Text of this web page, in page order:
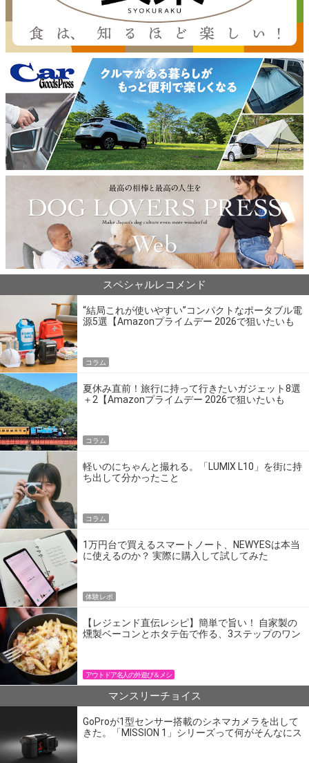
スペシャルレコメンド
“結局これが使いやすい”コンパクトなポータブル電
源5選【Amazonプライムデー 2026で狙いたいも
コラム
夏休み直前！旅行に持って行きたいガジェット8選
＋2【Amazonプライムデー 2026で狙いたいも
コラム
軽いのにちゃんと撮れる。「LUMIX L10」を街に持
ち出して分かったこと
コラム
1万円台で買えるスマートノート、NEWYESは本当
に使えるのか？ 実際に購入して試してみた
体験レポ
【レジェンド直伝レシピ】簡単で旨い！ 自家製の
燻製ベーコンとホタテ缶で作る、3ステップのワン
アウトドア名人の外遊び＆メシ
マンスリーチョイス
GoProが1型センサー搭載のシネマカメラを出して
きた。「MISSION 1」シリーズって何がそんなにス